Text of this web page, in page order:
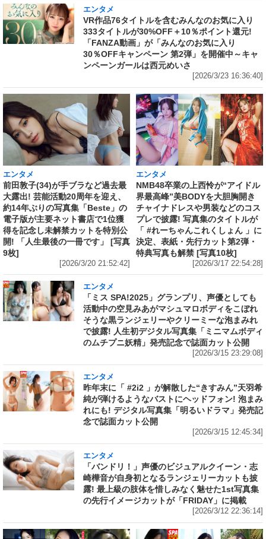
エンタメ
VR作品76タイトルを含むみんなのお気に入り
333タイトルが30%OFF＋10％ポイント還元!
「FANZA動画」が「みんなのお気に入り
30％OFFキャンペーン 第2弾」を開催中～キャ
ンペーンガールは西元めいさ
[2026/3/23 16:36:40]
エンタメ
前田敦子(34)が手ブラなど過去最
大露出! 芸能活動20周年を迎え、
約14年ぶりの写真集「Beste」の
電子版が主要ネット書店で1位獲
得を記念し未解禁カットを特別公
開! 「人生最後の一冊です」 [写真
9枚]
[2026/3/20 21:52:42]
エンタメ
NMB48卒業の上西怜が“アイドル
界最高峰”美BODYを大胆胸開き
チャイナドレスや男装などのコス
プレで披露! 写真集のタイトルが
「 #れーちゃんこれくしょん 」に
決定、表紙・先行カット第2弾・
特典写真も解禁 [写真10枚]
[2026/3/17 22:54:28]
エンタメ
「ミス SPA!2025」グランプリ、声優としても
活動中の空見みあがマシュマロボディをこぼれ
そうな黒ランジェリーやクリーミーな泡まみれ
で披露! 人生初デジタル写真集「ミニマムボディ
のムチプニ妖精」発売記念で誌面カット公開
[2026/3/15 23:29:08]
エンタメ
昨年末に「 #2i2 」が解散した“きすみん”天羽希
純が弾けるようなバストにヘッドフォン! 泡まみ
れにも! デジタル写真集「明るいドラマ」発売記
念で誌面カット公開
[2026/3/15 12:45:34]
エンタメ
「バンドリ！」声優のビジュアルクイーン・志
崎樺音が自身初となるランジェリーカットも披
露! 最上級の肢体を惜しみなく魅せた1st写真集
の先行イメージカットが「FRIDAY」に掲載
[2026/3/12 22:36:14]